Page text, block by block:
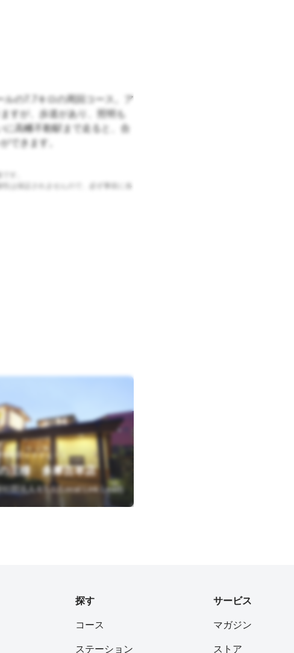
の7.7キロの周回コース。ア
すが、歩道があり、照明も
高幡不動駅まで走ると、合
できます。
す。
は保証されませんので、必ず事前に各
市和田１３５２－１
王様 多摩百草店
社団法人 L.L.L(Local.Link.Lead)
探す
コース
ステーション
サービス
マガジン
ストア